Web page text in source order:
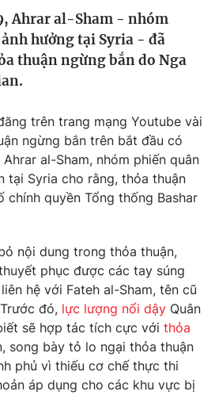
lai
Ahrar al-Sham - nhóm
hưởng tại Syria - đã
thuận ngừng bắn do Nga
trên trang mạng Youtube vài
ngừng bắn trên bắt đầu có
al-Sham, nhóm phiến quân
tại Syria cho rằng, thỏa thuận
chính quyền Tổng thống Bashar
nội dung trong thỏa thuận,
phục được các tay súng
hệ với Fateh al-Sham, tên cũ
đó, lực lượng nổi dậy Quân
sẽ hợp tác tích cực với thỏa
song bày tỏ lo ngại thỏa thuận
phủ vì thiếu cơ chế thực thi
áp dụng cho các khu vực bị